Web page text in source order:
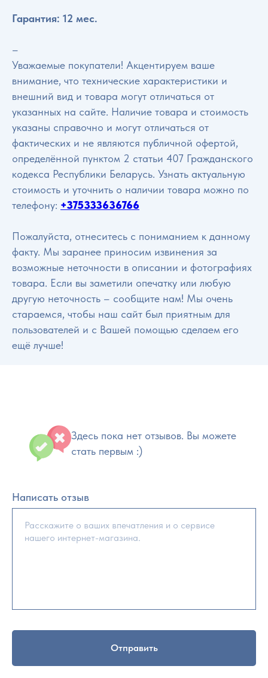
Гарантия: 12 мес.
–
Уважаемые покупатели! Акцентируем ваше
внимание, что технические характеристики и
внешний вид и товара могут отличаться от
указанных на сайте. Наличие товара и стоимость
указаны справочно и могут отличаться от
фактических и не являются публичной офертой,
определённой пунктом 2 статьи 407 Гражданского
кодекса Республики Беларусь. Узнать актуальную
стоимость и уточнить о наличии товара можно по
телефону: +375333636766
Пожалуйста, отнеситесь с пониманием к данному
факту. Мы заранее приносим извинения за
возможные неточности в описании и фотографиях
товара. Если вы заметили опечатку или любую
другую неточность – сообщите нам! Мы очень
стараемся, чтобы наш сайт был приятным для
пользователей и с Вашей помощью сделаем его
ещё лучше!
Здесь пока нет отзывов. Вы можете
стать первым :)
Написать отзыв
Отправить